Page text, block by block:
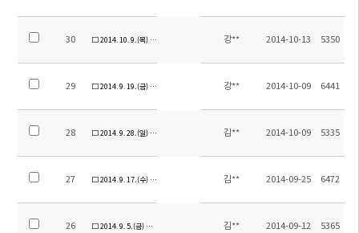
30 □ 2014. 10. 9.(목) 자율도서관 운영 강** 2014-10-13 5350
29 □ 2014. 9. 19.(금) 안양예술고등학교 방문 강** 2014-10-09 6441
28 □ 2014. 9. 28.(일) 소주한국학교 방안설계도 최종안 제출
김** 2014-10-09 5335
27 □ 2014. 9. 17.(수) 조영민 축구교실 운영 김** 2014-09-25 6472
26 □ 2014. 9. 5.(금) 한가위 맞이 송편 만들기 김** 2014-09-12 5365